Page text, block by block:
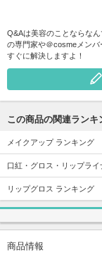
Q&Aは美容のことならな
の専門家や＠cosmeメン
すぐに解決しますよ！
この商品の関連ランキ
メイクアップ ランキング
口紅・グロス・リップラ
リップグロス ランキング
商品情報